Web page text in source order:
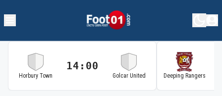
Horbury Town
14:00
Golcar United Deeping Rangers